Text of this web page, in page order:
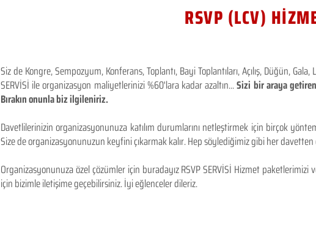
RSVP (LCV)
Siz de Kongre, Sempozyum, Konferans, Toplantı, Bayi Toplantıları, Açılış, Düğün,
SERVİSİ ile organizasyon maliyetlerinizi %60'lara kadar azaltın...Sizi bir araya
Bırakın onunla biz ilgileniriz.
Davetlilerinizin organizasyonunuza katılım durumlarını netleştirmek için birçok
Size de organizasyonunuzun keyfini çıkarmak kalır. Hep söylediğimiz gibi her davetten
Organizasyonunuza özel çözümler için buradayız RSVP SERVİSİ Hizmet
için bizimle iletişime geçebilirsiniz. İyi eğlenceler dileriz.